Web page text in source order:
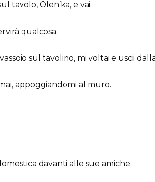
tavolo, Olen’ka, e vai.
qualcosa.
sul tavolino, mi voltai e uscii
appoggiandomi al muro.
davanti alle sue amiche.